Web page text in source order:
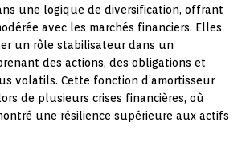
une logique de diversification, offrant
avec les marchés financiers. Elles
un rôle stabilisateur dans un
des actions, des obligations et
volatils. Cette fonction d’amortisseur
de plusieurs crises financières, où
une résilience supérieure aux actifs